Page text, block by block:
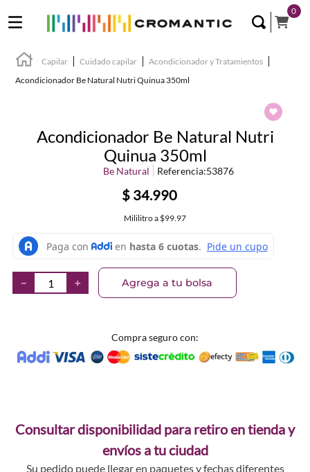
0
Capilar Cuidado capilar
Acondicionador y Tratamientos
Acondicionador Be Natural Nutri Quinua 350ml
Acondicionador Be Natural Nutri
Quinua 350ml
Be Natural Referencia:53876
$ 34.990
Mililitroa $99.97
＋
－ Agrega a tu bolsa
Compra seguro con:
Consultar disponibilidad para retiro en tienda y
envíos a tu ciudad
Su pedido puede llegar en paquetes y fechas diferentes